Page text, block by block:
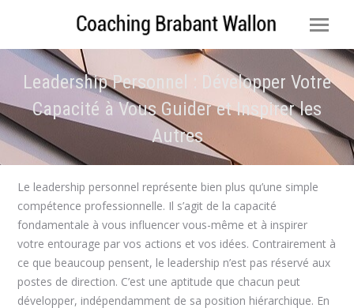
Leadership Personnel : Développer Votre
Capacité à Vous Guider et Inspirer les
Autres
Vous êtes ici :
Le leadership personnel représente bien plus qu’une simple
compétence professionnelle. Il s’agit de la capacité
fondamentale à vous influencer vous-même et à inspirer
votre entourage par vos actions et vos idées. Contrairement à
ce que beaucoup pensent, le leadership n’est pas réservé aux
postes de direction. C’est une aptitude que chacun peut
développer, indépendamment de sa position hiérarchique. En